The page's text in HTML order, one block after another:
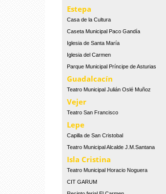
Estepa
Casa de la Cultura
Caseta Municipal Paco Gandía
Iglesia de Santa María
Iglesia del Carmen
Parque Municipal Príncipe de Asturias
Guadalcacín
Teatro Municipal Julián Oslé Muñoz
Vejer
Teatro San Francisco
Lepe
Capilla de San Cristobal
Teatro Municipal Alcalde J.M.Santana
Isla Cristina
Teatro Municipal Horacio Noguera
CIT GARUM